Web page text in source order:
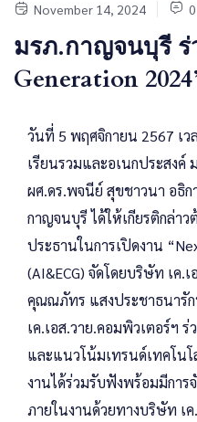
November 14, 2024 0
มรภ.กาญจนบุรี ร่
Generation
วันที่ 5 พฤศจิกายน 2567 เ
เรียนรวมและอเนกประสง
ผศ.ดร.พจนีย์ สุขชาวนา อธิ
กาญจนบุรี ได้ให้เกียรติกล่า
ประธานในการเปิดงาน
(AI&ECG) จัดโดยบริษัท เค.
คุณณภัทร แสงประชาธนารัก
เค.เอส.วาย.คอมพิวเตอร์ฯ
และแนวโน้มเทรนด์เทคโน
งานได้ร่วมรับฟังพร้อมมีการ
ภายในงานด้วยทางบริษัท เค